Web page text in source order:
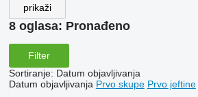
prikaži
8 oglasa: Pronađeno
Filter
Sortiranje: Datum objavljivanja
Datum objavljivanja Prvo skupe Prvo jeftine